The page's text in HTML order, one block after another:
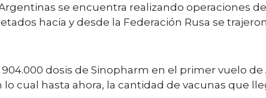
se encuentra realizando operaciones
hacia y desde la Federación Rusa se
dosis de Sinopharm en el primer vuelo
cual hasta ahora, la cantidad de vacunas que